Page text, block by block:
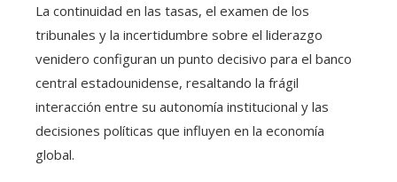
La continuidad en las tasas, el examen de los
tribunales y la incertidumbre sobre el liderazgo
venidero configuran un punto decisivo para el banco
central estadounidense, resaltando la frágil
interacción entre su autonomía institucional y las
decisiones políticas que influyen en la economía
global.